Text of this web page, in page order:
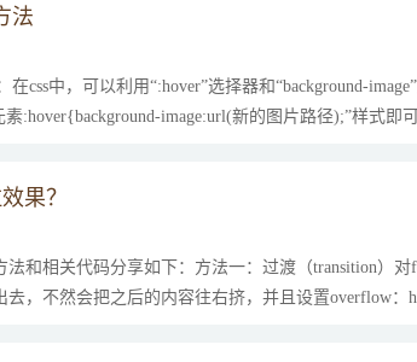
法
css中，可以利用“:hover”选择器和“background-
:hover{background-image:url(新的图片路径);”样式即可
果？
和相关代码分享如下：方法一：过渡（transition）对
，不然会把之后的内容往右挤，并且设置overflow：